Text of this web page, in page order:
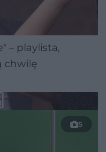
– playlista,
chwilę
5